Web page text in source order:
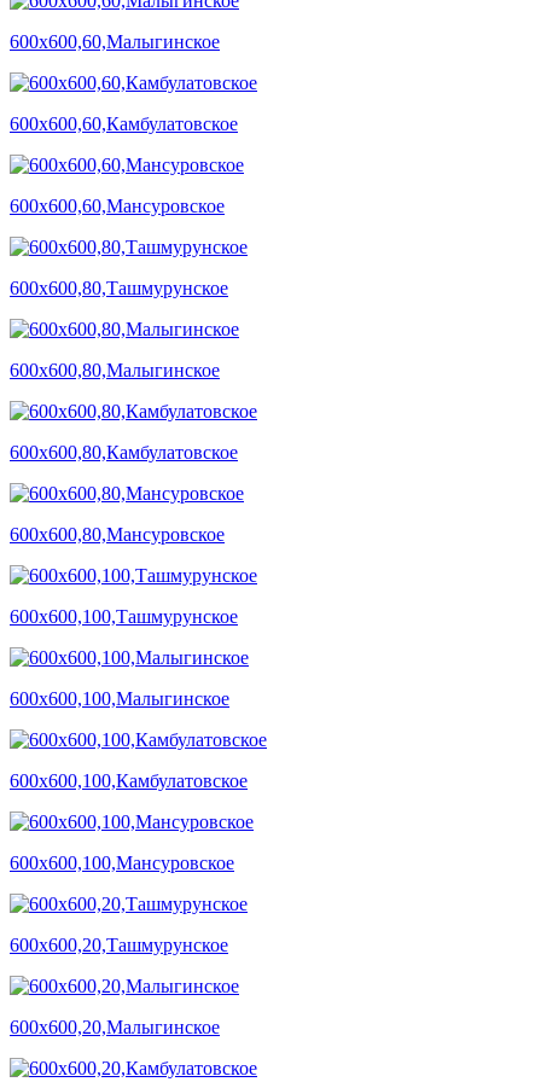
600х600,60,Малыгинское
600х600,60,Камбулатовское
600х600,60,Мансуровское
600х600,80,Ташмурунское
600х600,80,Малыгинское
600х600,80,Камбулатовское
600х600,80,Мансуровское
600х600,100,Ташмурунское
600х600,100,Малыгинское
600х600,100,Камбулатовское
600х600,100,Мансуровское
600х600,20,Ташмурунское
600х600,20,Малыгинское